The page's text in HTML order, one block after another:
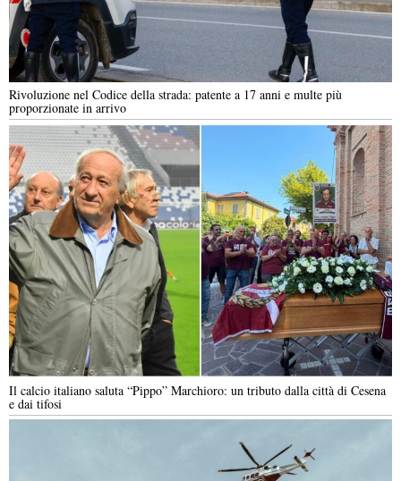
Rivoluzione nel Codice della strada: patente a 17 anni e multe più
proporzionate in arrivo
Il calcio italiano saluta “Pippo” Marchioro: un tributo dalla città di Cesena
e dai tifosi